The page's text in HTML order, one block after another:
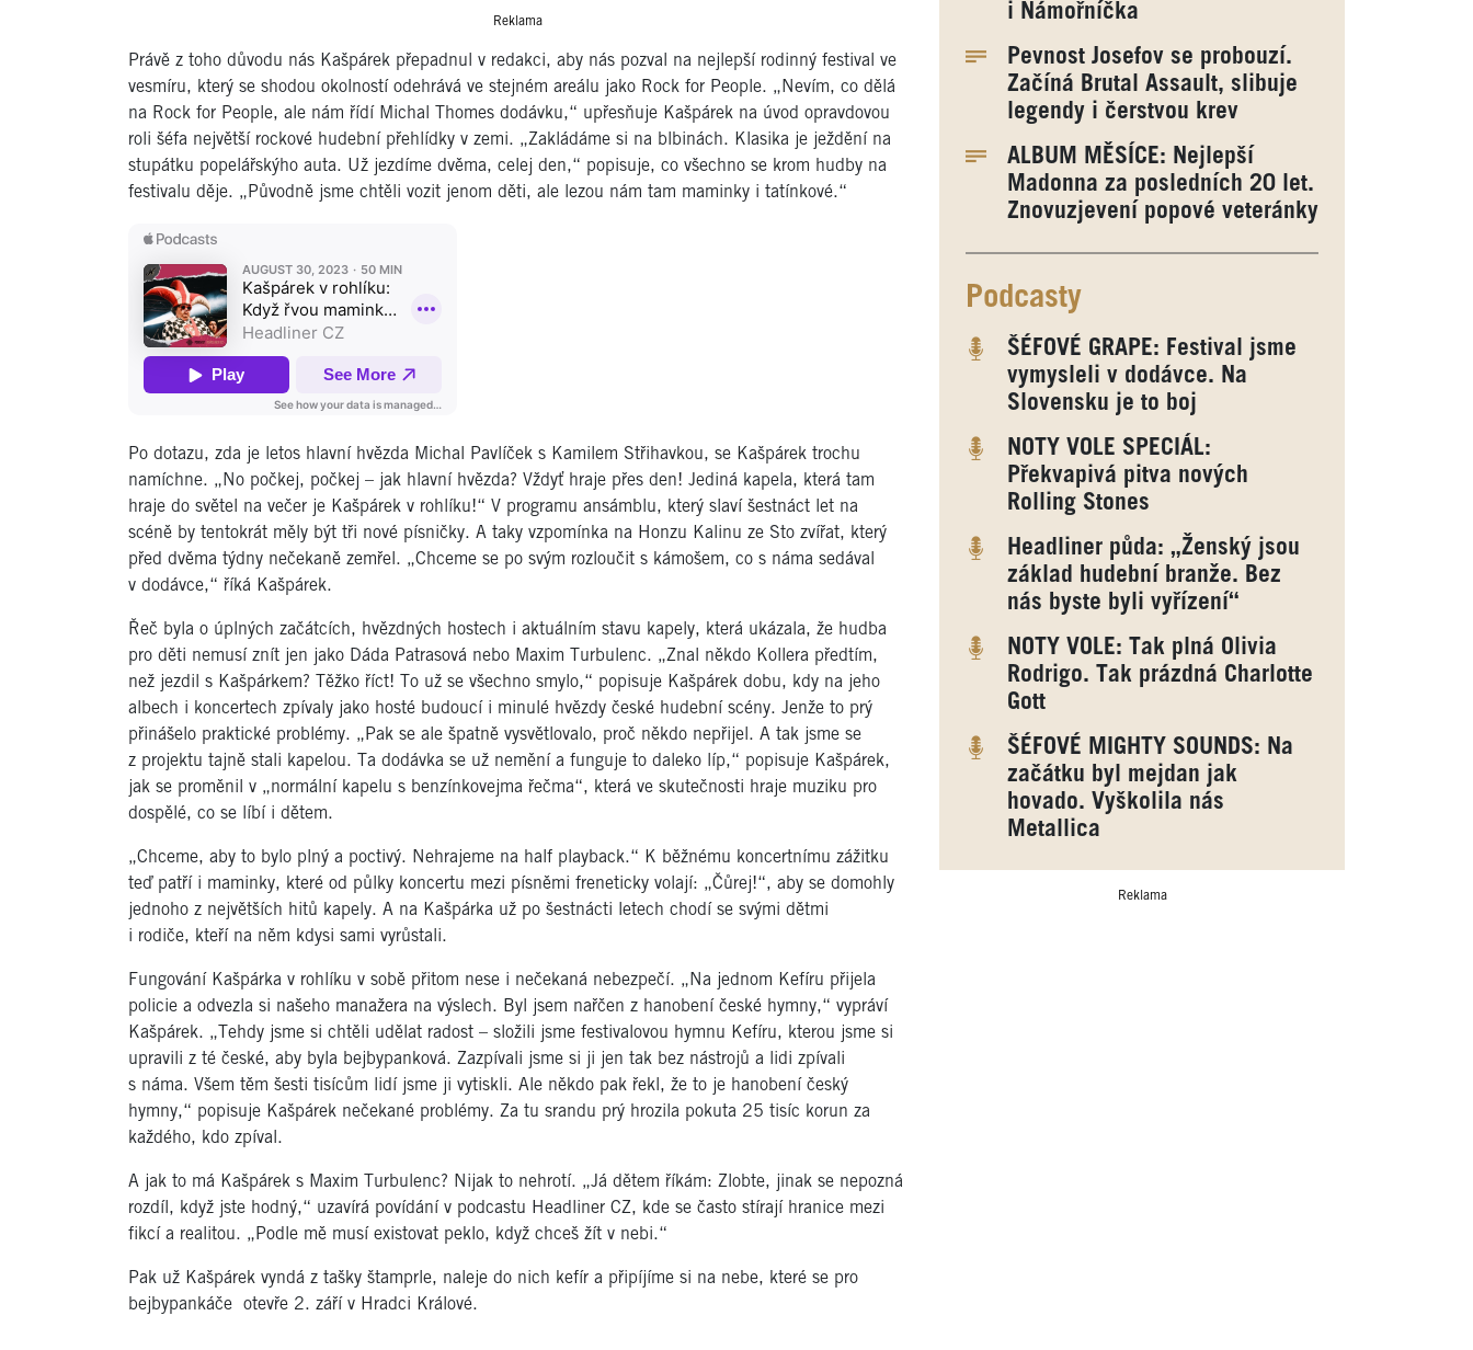
Reklama
Právě z toho důvodu nás Kašpárek přepadnul v redakci, aby nás pozval na nejlepší rodinný festival ve
vesmíru, který se shodou okolností odehrává ve stejném areálu jako Rock for People. „Nevím, co dělá
na Rock for People, ale nám řídí Michal Thomes dodávku,“ upřesňuje Kašpárek na úvod opravdovou
roli šéfa největší rockové hudební přehlídky v zemi. „Zakládáme si na blbinách. Klasika je ježdění na
stupátku popelářskýho auta. Už jezdíme dvěma, celej den,“ popisuje, co všechno se krom hudby na
festivalu děje. „Původně jsme chtěli vozit jenom děti, ale lezou nám tam maminky i tatínkové.“
Po dotazu, zda je letos hlavní hvězda Michal Pavlíček s Kamilem Střihavkou, se Kašpárek trochu
namíchne. „No počkej, počkej – jak hlavní hvězda? Vždyť hraje přes den! Jediná kapela, která tam
hraje do světel na večer je Kašpárek v rohlíku!“ V programu ansámblu, který slaví šestnáct let na
scéně by tentokrát měly být tři nové písničky. A taky vzpomínka na Honzu Kalinu ze Sto zvířat, který
před dvěma týdny nečekaně zemřel. „Chceme se po svým rozloučit s kámošem, co s náma sedával
v dodávce,“ říká Kašpárek.
Řeč byla o úplných začátcích, hvězdných hostech i aktuálním stavu kapely, která ukázala, že hudba
pro děti nemusí znít jen jako Dáda Patrasová nebo Maxim Turbulenc. „Znal někdo Kollera předtím,
než jezdil s Kašpárkem? Těžko říct! To už se všechno smylo,“ popisuje Kašpárek dobu, kdy na jeho
albech i koncertech zpívaly jako hosté budoucí i minulé hvězdy české hudební scény. Jenže to prý
přinášelo praktické problémy. „Pak se ale špatně vysvětlovalo, proč někdo nepřijel. A tak jsme se
z projektu tajně stali kapelou. Ta dodávka se už nemění a funguje to daleko líp,“ popisuje Kašpárek,
jak se proměnil v „normální kapelu s benzínkovejma řečma“, která ve skutečnosti hraje muziku pro
dospělé, co se líbí i dětem.
„Chceme, aby to bylo plný a poctivý. Nehrajeme na half playback.“ K běžnému koncertnímu zážitku
teď patří i maminky, které od půlky koncertu mezi písněmi freneticky volají: „Čůrej!“, aby se domohly
jednoho z největších hitů kapely. A na Kašpárka už po šestnácti letech chodí se svými dětmi
i rodiče, kteří na něm kdysi sami vyrůstali.
Fungování Kašpárka v rohlíku v sobě přitom nese i nečekaná nebezpečí. „Na jednom Kefíru přijela
policie a odvezla si našeho manažera na výslech. Byl jsem nařčen z hanobení české hymny,“ vypráví
Kašpárek. „Tehdy jsme si chtěli udělat radost – složili jsme festivalovou hymnu Kefíru, kterou jsme si
upravili z té české, aby byla bejbypanková. Zazpívali jsme si ji jen tak bez nástrojů a lidi zpívali
s náma. Všem těm šesti tisícům lidí jsme ji vytiskli. Ale někdo pak řekl, že to je hanobení český
hymny,“ popisuje Kašpárek nečekané problémy. Za tu srandu prý hrozila pokuta 25 tisíc korun za
každého, kdo zpíval.
A jak to má Kašpárek s Maxim Turbulenc? Nijak to nehrotí. „Já dětem říkám: Zlobte, jinak se nepozná
rozdíl, když jste hodný,“ uzavírá povídání v podcastu Headliner CZ, kde se často stírají hranice mezi
fikcí a realitou. „Podle mě musí existovat peklo, když chceš žít v nebi.“
Pak už Kašpárek vyndá z tašky štamprle, naleje do nich kefír a připíjíme si na nebe, které se pro
bejbypankáče otevře 2. září v Hradci Králové.
i Námořníčka
Pevnost Josefov se probouzí.
Začíná Brutal Assault, slibuje
legendy i čerstvou krev
ALBUM MĚSÍCE: Nejlepší
Madonna za posledních 20 let.
Znovuzjevení popové veteránky
Podcasty
ŠÉFOVÉ GRAPE: Festival jsme
vymysleli v dodávce. Na
Slovensku je to boj
NOTY VOLE SPECIÁL:
Překvapivá pitva nových
Rolling Stones
Headliner půda: „Ženský jsou
základ hudební branže. Bez
nás byste byli vyřízení“
NOTY VOLE: Tak plná Olivia
Rodrigo. Tak prázdná Charlotte
Gott
ŠÉFOVÉ MIGHTY SOUNDS: Na
začátku byl mejdan jak
hovado. Vyškolila nás
Metallica
Reklama